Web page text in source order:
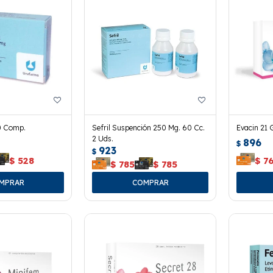
Comp.
$ 528
Sefril Suspención 250 Mg. 60 Cc.
2 Uds.
$ 923
$ 785 $ 785
Evacin 21
$ 896
$